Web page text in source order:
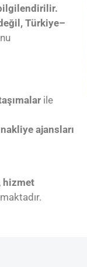
Türkiye–
ile
ajansları
, hizmet